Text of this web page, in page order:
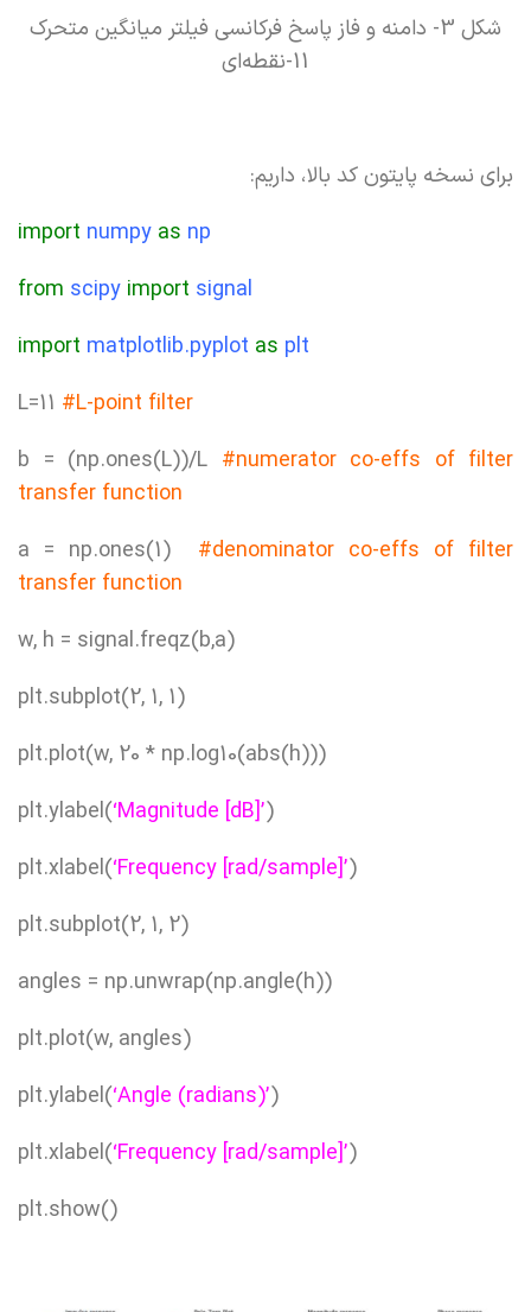
شکل 3- دامنه و فاز پاسخ فرکانسی فیلتر میانگین متحرک
11-نقطه‌ای
برای نسخه پایتون کد بالا، داریم:
import numpy as np
from scipy import signal
import matplotlib.pyplot as plt
L=11 #L-point filter
b = (np.ones(L))/L #numerator co-effs of filter
transfer function
a = np.ones(1) #denominator co-effs of filter
transfer function
w, h = signal.freqz(b,a)
plt.subplot(2, 1, 1)
plt.plot(w, 20 * np.log10(abs(h)))
plt.ylabel(‘Magnitude [dB]’)
plt.xlabel(‘Frequency [rad/sample]’)
plt.subplot(2, 1, 2)
angles = np.unwrap(np.angle(h))
plt.plot(w, angles)
plt.ylabel(‘Angle (radians)’)
plt.xlabel(‘Frequency [rad/sample]’)
plt.show()